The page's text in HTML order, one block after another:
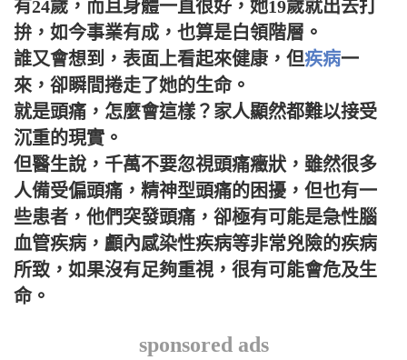
有24歲，而且身體一直很好，她19歲就出去打
拚，如今事業有成，也算是白領階層。
誰又會想到，表面上看起來健康，但疾病一
來，卻瞬間捲走了她的生命。
就是頭痛，怎麼會這樣？家人顯然都難以接受
沉重的現實。
但醫生說，千萬不要忽視頭痛癥狀，雖然很多
人備受偏頭痛，精神型頭痛的困擾，但也有一
些患者，他們突發頭痛，卻極有可能是急性腦
血管疾病，顱內感染性疾病等非常兇險的疾病
所致，如果沒有足夠重視，很有可能會危及生
命。
sponsored ads